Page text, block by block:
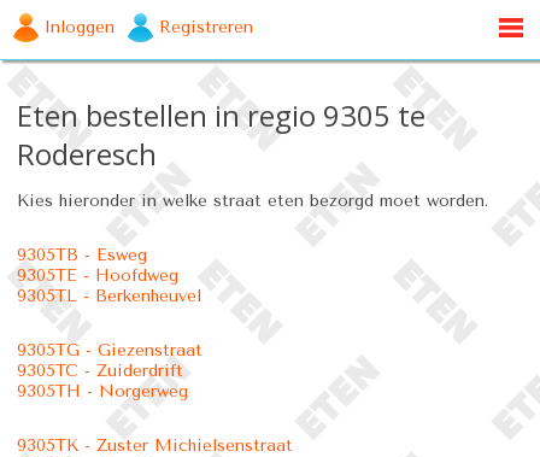
Inloggen Registreren
Eten bestellen in regio 9305 te
Roderesch
Kies hieronder in welke straat eten bezorgd moet worden.
9305TB - Esweg
9305TE - Hoofdweg
9305TL - Berkenheuvel
9305TG - Giezenstraat
9305TC - Zuiderdrift
9305TH - Norgerweg
9305TK - Zuster Michielsenstraat